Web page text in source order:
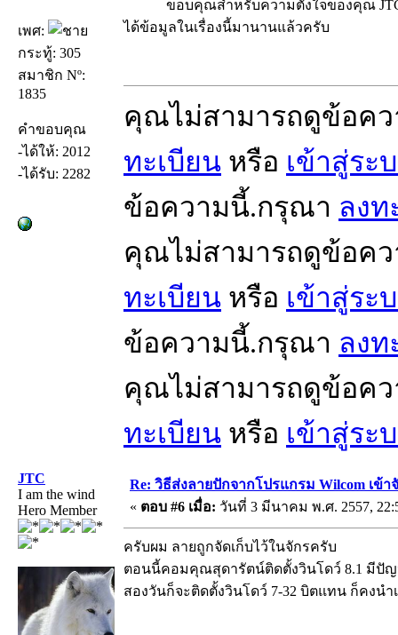
เพศ:
กระทู้: 305
สมาชิก Nº:
1835
คำขอบคุณ
-ได้ให้: 2012
-ได้รับ: 2282
ขอบคุณสำหรับความตั้งใจของคุณ JTC
ได้ข้อมูลในเรื่องนี้มานานแล้วครับ
คุณไม่สามารถดูข้อค
ทะเบียน หรือ เข้าสู่ระ
ข้อความนี้.กรุณา ลงท
คุณไม่สามารถดูข้อค
ทะเบียน หรือ เข้าสู่ระ
ข้อความนี้.กรุณา ลงท
คุณไม่สามารถดูข้อค
ทะเบียน หรือ เข้าสู่ระ
JTC
I am the wind
Hero Member
Re: วิธีส่งลายปักจากโปรแกรม Wilcom เข้า
« ตอบ #6 เมื่อ: วันที่ 3 มีนาคม พ.ศ. 2557,
ครับผม ลายถูกจัดเก็บไว้ในจักรครับ
ตอนนี้คอมคุณสุดารัตน์ติดตั้งวินโดว์ 8.1 มีปั
สองวันก็จะติดตั้งวินโดว์ 7-32 บิตแทน ก็คงนำ